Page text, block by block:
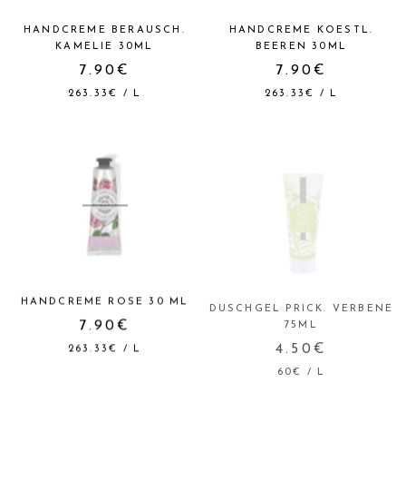
HANDCREME BERAUSCH.
KAMELIE 30ML
7.90€
263.33€ / L
HANDCREME KOESTL.
BEEREN 30ML
7.90€
263.33€ / L
HANDCREME ROSE 30 ML
7.90€
263.33€ / L
75ML
4.50€